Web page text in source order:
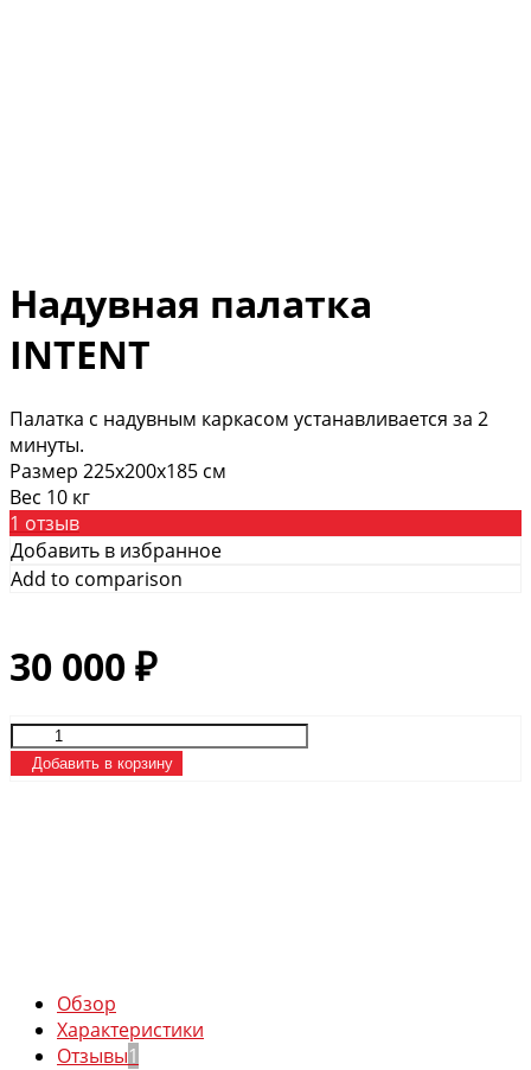
Надувная палатка
INTENT
Палатка с надувным каркасом устанавливается за 2
минуты.
Размер 225х200х185 см
Вес 10 кг
1 отзыв
Добавить в избранное
Add to comparison
30 000₽
Добавить в корзину
Обзор
Характеристики
Отзывы1